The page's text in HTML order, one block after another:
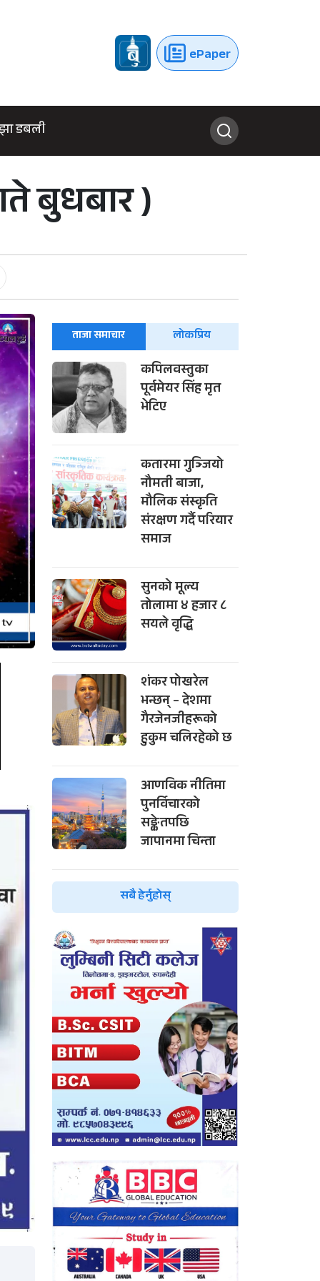
ePaper
डबली
बुधबार )
ताजा समाचार लोकप्रिय
कपिलवस्तुका
पूर्वमेयर सिंह मृत
भेटिए
कतारमा गुञ्जियो
नौमती बाजा,
मौलिक संस्कृति
संरक्षण गर्दै परियार
समाज
सुनको मूल्य
तोलामा ४ हजार ८
सयले वृद्धि
शंकर पोखरेल
भन्छन् – देशमा
गैरजेनजीहरूको
हुकुम चलिरहेको छ
आणविक नीतिमा
पुनर्विचारको
सङ्केतपछि
जापानमा चिन्ता
सबै हेर्नुहोस्